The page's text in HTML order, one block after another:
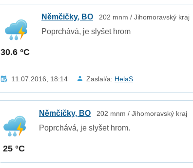
30.6 °C
Němčičky, BO 202 mnm / Jihomoravský kraj
Poprchává, je slyšet hrom
11.07.2016, 18:14 Zaslal/a: HelaS
25 °C
Němčičky, BO 202 mnm / Jihomoravský kraj
Poprchává, je slyšet hrom.